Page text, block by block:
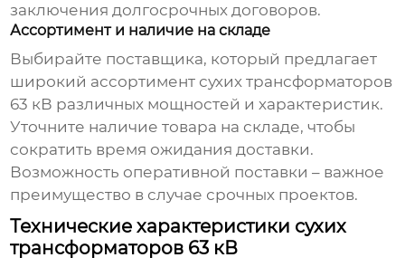
заключения долгосрочных договоров.
Ассортимент и наличие на складе
Выбирайте поставщика, который предлагает
широкий ассортимент сухих трансформаторов
63 кВ различных мощностей и характеристик.
Уточните наличие товара на складе, чтобы
сократить время ожидания доставки.
Возможность оперативной поставки – важное
преимущество в случае срочных проектов.
Технические характеристики сухих
трансформаторов 63 кВ